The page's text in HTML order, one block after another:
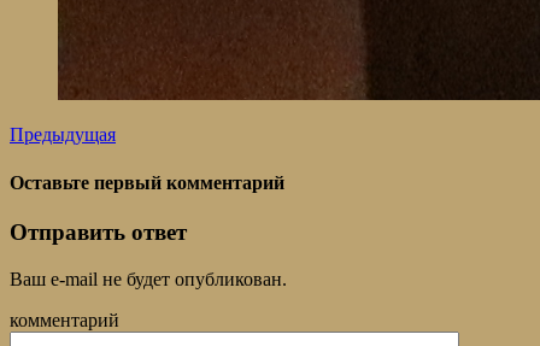
Предыдущая
Оставьте первый комментарий
Отправить ответ
Ваш e-mail не будет опубликован.
комментарий